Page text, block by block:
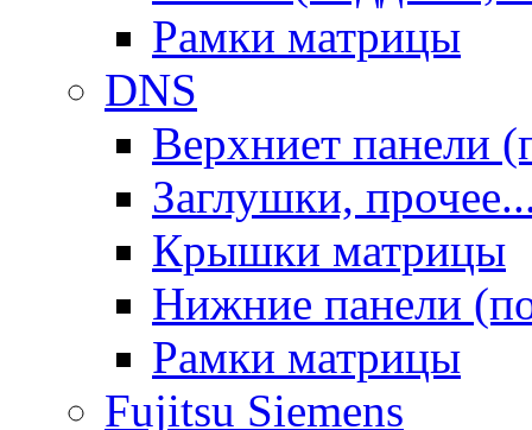
Рамки матрицы
DNS
Верхниет панели
Заглушки,
Крышки матрицы
Нижние панели
Рамки матрицы
Fujitsu Siemens